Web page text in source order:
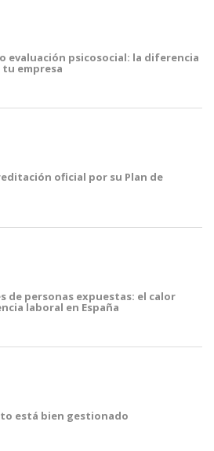
evaluación psicosocial: la diferencia
empresa
oficial por su Plan de
de personas expuestas: el calor
laboral en España
está bien gestionado